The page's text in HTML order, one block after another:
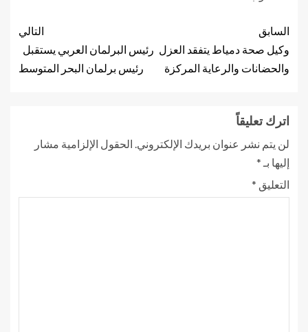
السابق
وكيل صحة دمياط يتفقد العزل
والحضانات والرعاية المركزة
التالي
رئيس البرلمان العربي يستقبل
رئيس برلمان البحر المتوسط
اترك تعليقاً
لن يتم نشر عنوان بريدك الإلكتروني. الحقول الإلزامية مشار
إليها بـ *
التعليق *